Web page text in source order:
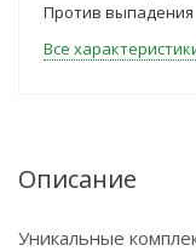
Против выпадения
Все
Описание
Уникальные